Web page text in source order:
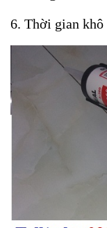
6. Thời gian khô